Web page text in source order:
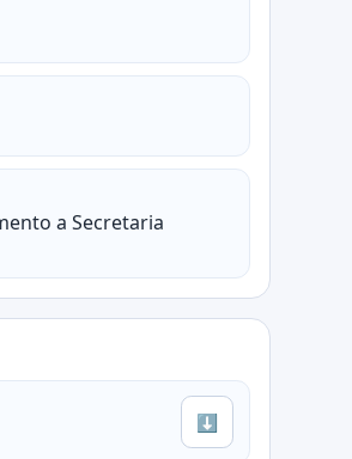
a Secretaria
⬇